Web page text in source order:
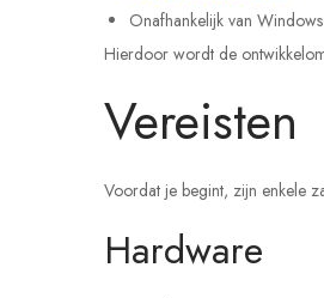
Onafhankelijk van Windows
Hierdoor wordt de
Vereisten
Voordat je begint, zijn enkele
Hardware